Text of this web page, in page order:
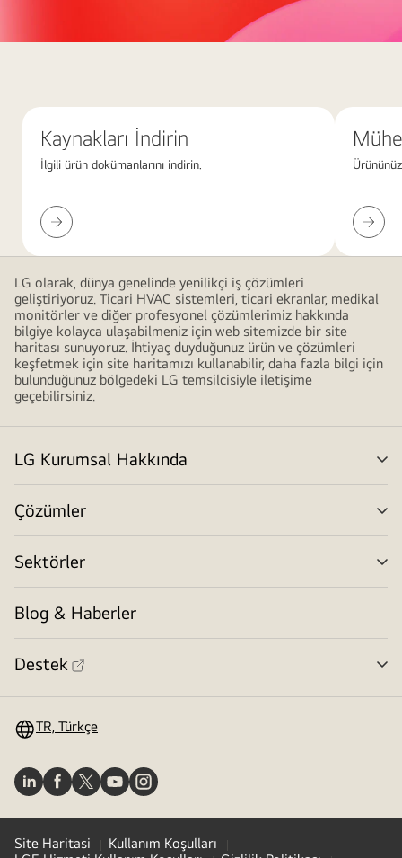
binen
gradyan
minimalist
tasarım
oluşturan
soyut
kırmızı
arka
plan.
Kaynakları İndirin
İlgili ürün dokümanlarını indirin.
Kaynakları
İndirin
Desteği
LG olarak, dünya genelinde yenilikçi iş çözümleri
geliştiriyoruz. Ticari HVAC sistemleri, ticari ekranlar, medikal
monitörler ve diğer profesyonel çözümlerimiz hakkında
bilgiye kolayca ulaşabilmeniz için web sitemizde bir site
haritası sunuyoruz. İhtiyaç duyduğunuz ürün ve çözümleri
keşfetmek için site haritamızı kullanabilir, daha fazla bilgi için
bulunduğunuz bölgedeki LG temsilcisiyle iletişime
geçebilirsiniz.
LG Kurumsal Hakkında
Çözümler
Sektörler
Blog & Haberler
Destek
TR, Türkçe
Site Haritasi
Kullanım Koşulları